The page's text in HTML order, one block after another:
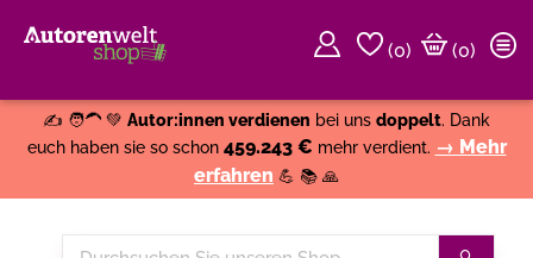
(0)
(0)
✍️ 🧑‍🦱 💚 Autor:innen verdienen bei uns doppelt. Dank
euch haben sie so schon 459.243 € mehr verdient. → Mehr
erfahren 💪 📚 🙏
Durchsuchen